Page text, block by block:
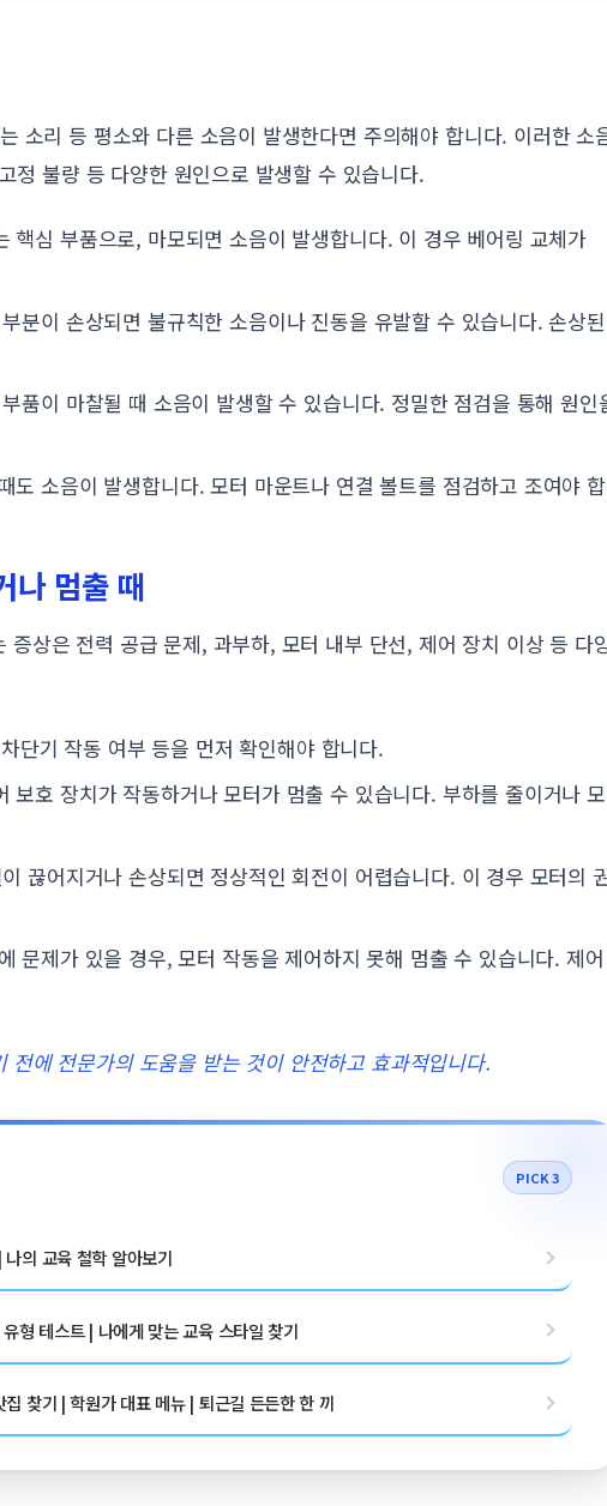
소리 등 평소와 다른 소음이 발생한다면 주의해야 합니다. 이러한 소
정 불량 등 다양한 원인으로 발생할 수 있습니다.
핵심 부품으로, 마모되면 소음이 발생합니다. 이 경우 베어링 교체가
분이 손상되면 불규칙한 소음이나 진동을 유발할 수 있습니다. 손상
품이 마찰될 때 소음이 발생할 수 있습니다. 정밀한 점검을 통해 원인
도 소음이 발생합니다. 모터 마운트나 연결 볼트를 점검하고 조여야
나 멈출 때
상은 전력 공급 문제, 과부하, 모터 내부 단선, 제어 장치 이상 등 다
단기 작동 여부 등을 먼저 확인해야 합니다.
보호 장치가 작동하거나 모터가 멈출 수 있습니다. 부하를 줄이거나
끊어지거나 손상되면 정상적인 회전이 어렵습니다. 이 경우 모터의
문제가 있을 경우, 모터 작동을 제어하지 못해 멈출 수 있습니다. 제
에 전문가의 도움을 받는 것이 안전하고 효과적입니다.
PICK 3
의 교육 철학 알아보기
형 테스트 | 나에게 맞는 교육 스타일 찾기
찾기 | 학원가 대표 메뉴 | 퇴근길 든든한 한 끼